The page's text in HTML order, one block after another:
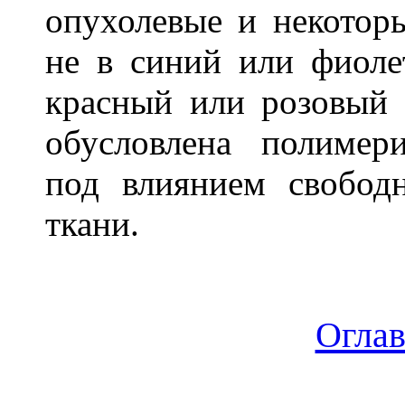
опухолевые и
не в синий или
красный или
обусловлена
под влиянием
ткани.